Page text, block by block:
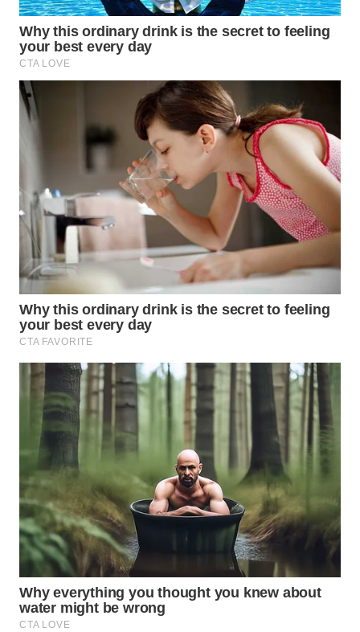
Wahana
Media
Group
WAHANA
WAHANA
ADVOKAT
WAHANA
WAHANA
KONSUMEN
WAHANA
LISTRIK
WAHANA
TRAVEL
WAHANA
TV
WAHANANEWS
ID